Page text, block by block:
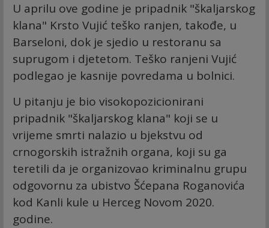
U aprilu ove godine je pripadnik "škaljarskog
klana" Krsto Vujić teško ranjen, takođe, u
Barseloni, dok je sjedio u restoranu sa
suprugom i djetetom. Teško ranjeni Vujić
podlegao je kasnije povredama u bolnici.
U pitanju je bio visokopozicionirani
pripadnik "škaljarskog klana" koji se u
vrijeme smrti nalazio u bjekstvu od
crnogorskih istražnih organa, koji su ga
teretili da je organizovao kriminalnu grupu
odgovornu za ubistvo Šćepana Roganovića
kod Kanli kule u Herceg Novom 2020.
godine.